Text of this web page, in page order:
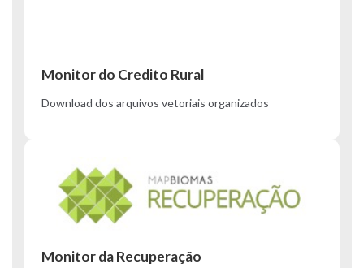
Monitor do Credito Rural
Download dos arquivos vetoriais organizados
Monitor da Recuperação